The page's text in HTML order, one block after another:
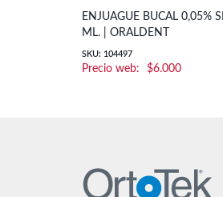
ENJUAGUE BUCAL 0,05%
ML. | ORALDENT
SKU: 104497
$6.000